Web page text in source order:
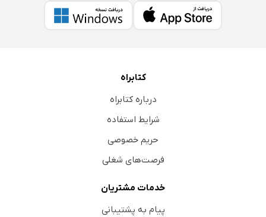
کتابراه
درباره کتابراه
شرایط استفاده
حریم خصوصی
فرصت‌های شغلی
خدمات مشتریان
پیام به پشتیبانی